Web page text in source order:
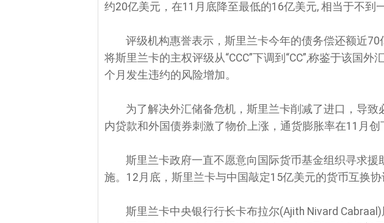
约20亿美元，在11月底降至最低的16亿美元, 相当于不到
评级机构惠誉表示，斯里兰卡今年的债务偿还额近
将斯里兰卡的主权评级从“CCC”下调到“CC”,称鉴于该国
个月发生违约的风险增加。
为了解决外汇储备危机，斯里兰卡削减了进口，导
内贷款和外国债券刺激了物价上涨，通货膨胀率在11月创
斯里兰卡政府一直不愿意向国际货币基金组织寻求
施。12月底，斯里兰卡与中国敲定15亿美元的货币互换协
斯里兰卡中央银行行长卡布拉尔(Ajith Nivard